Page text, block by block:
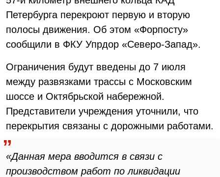
Петербурга перекроют первую и вторую
полосы движения. Об этом «Форпосту»
сообщили в ФКУ Упрдор «Северо-Запад».
Ограничения будут введены до 7 июля
между развязками трассы с Московским
шоссе и Октябрьской набережной.
Представители учреждения уточнили, что
перекрытия связаны с дорожными работами.
«Данная мера вводится в связи с
производством работ по ликвидации